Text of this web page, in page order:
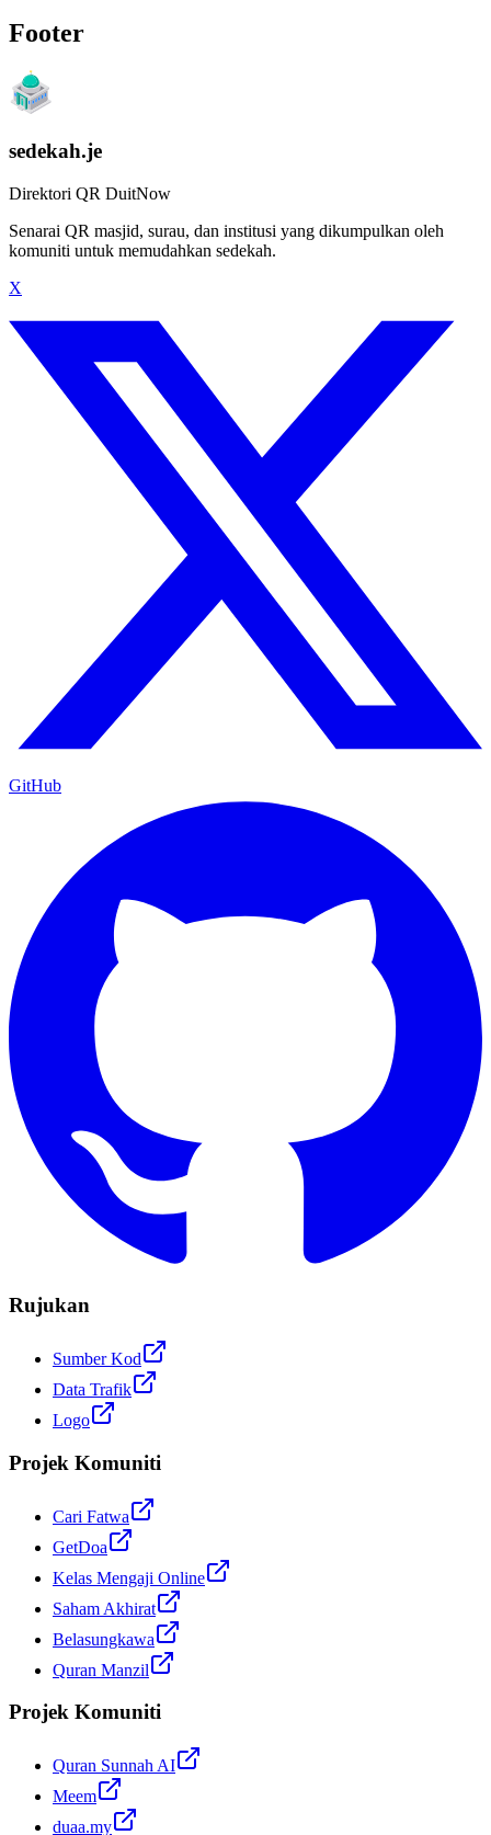
Footer
sedekah.je
Direktori QR DuitNow
Senarai QR masjid, surau, dan institusi yang dikumpulkan oleh
komuniti untuk memudahkan sedekah.
X
GitHub
Rujukan
Sumber Kod
Data Trafik
Logo
Projek Komuniti
Cari Fatwa
GetDoa
Kelas Mengaji Online
Saham Akhirat
Belasungkawa
Quran Manzil
Projek Komuniti
Quran Sunnah AI
Meem
duaa.my